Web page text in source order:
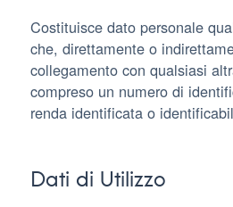
Costituisce dato personale
che, direttamente o
collegamento con qualsiasi
compreso un numero di
renda identificata o
Dati di Utilizzo